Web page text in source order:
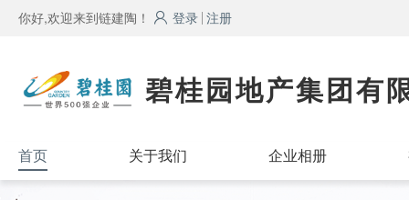
你好,欢迎来到链建陶！ 登录 注册
碧桂园地产集团有
首页 关于我们 企业相册